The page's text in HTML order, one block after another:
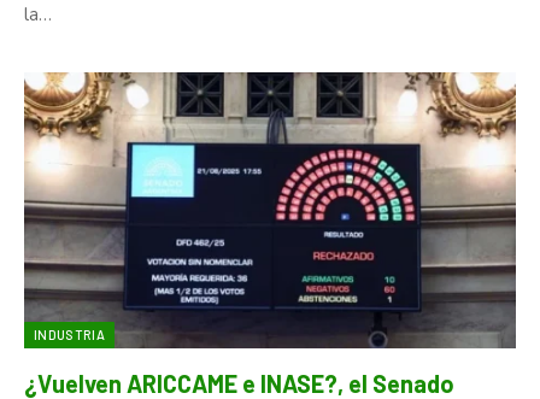
la…
INDUSTRIA
¿Vuelven ARICCAME e INASE?, el Senado